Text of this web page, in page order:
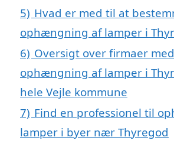
5) Hvad er med til at
ophængning af lamper i
6) Oversigt over firmaer
ophængning af lamper i
hele Vejle kommune
7) Find en professionel til
lamper i byer nær Thyregod